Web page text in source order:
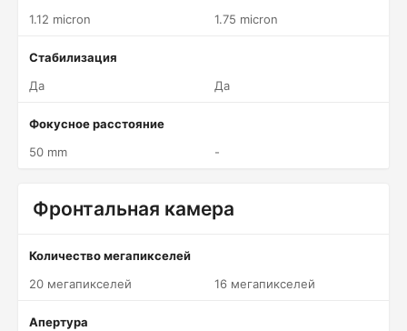
1.12 micron
1.75 micron
Стабилизация
Да
Да
Фокусное расстояние
50 mm
-
Фронтальная камера
Количество мегапикселей
20 мегапикселей
16 мегапикселей
Апертура